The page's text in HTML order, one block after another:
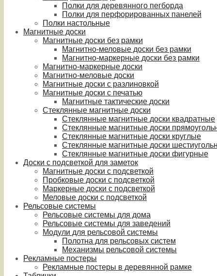
Полки для деревянного пегборда
Полки для перфорированных панелей
Полки настольные
Магнитные доски
Магнитные доски без рамки
Магнитно-меловые доски без рамки
Магнитно-маркерные доски без рамки
Магнитно-маркерные доски
Магнитно-меловые доски
Магнитные доски с разлиновкой
Магнитные доски с печатью
Магнитные тактические доски
Стеклянные магнитные доски
Стеклянные магнитные доски квадратные
Стеклянные магнитные доски
Стеклянные магнитные доски круглые
Стеклянные магнитные доски
Стеклянные магнитные доски фигурные
Доски с подсветкой для заметок
Магнитные доски с подсветкой
Пробковые доски с подсветкой
Маркерные доски с подсветкой
Меловые доски с подсветкой
Рельсовые системы
Рельсовые системы для дома
Рельсовые системы для заведений
Модули для рельсовой системы
Полотна для рельсовых систем
Механизмы рельсовой системы
Рекламные постеры
Рекламные постеры в деревянной рамке